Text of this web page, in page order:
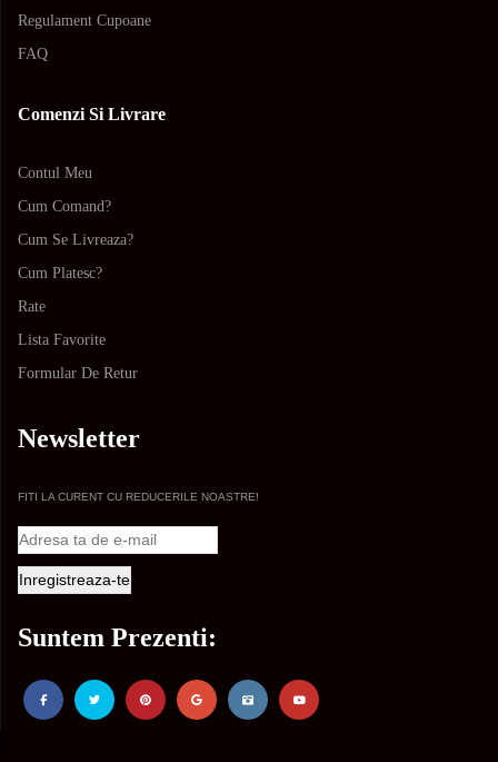
Regulament Cupoane
FAQ
Comenzi Si Livrare
Contul Meu
Cum Comand?
Cum Se Livreaza?
Cum Platesc?
Rate
Lista Favorite
Formular De Retur
Newsletter
FITI LA CURENT CU REDUCERILE NOASTRE!
Suntem Prezenti: